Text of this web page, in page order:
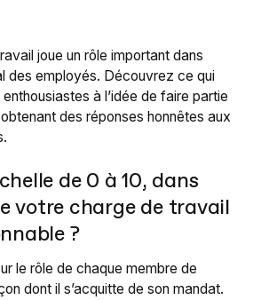
joue un rôle important dans
des employés. Découvrez ce qui
à l’idée de faire partie
des réponses honnêtes aux
de 0 à 10, dans
votre charge de travail
?
le rôle de chaque membre de
dont il s’acquitte de son mandat.